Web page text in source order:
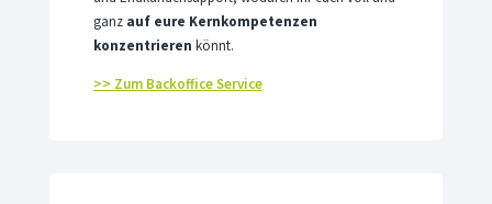
ganz auf eure Kernkompetenzen
konzentrieren könnt.
>> Zum Backoffice Service